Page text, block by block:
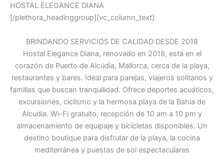
HOSTAL ELEGANCE DIANA
[/plethora_headinggroup][vc_column_text]
BRINDANDO SERVICIOS DE CALIDAD DESDE 2018
Hostal Elegance Diana, renovado en 2018, está en el
corazón de Puerto de Alcúdia, Mallorca, cerca de la playa,
restaurantes y bares. Ideal para parejas, viajeros solitarios y
familias que buscan tranquilidad. Ofrece deportes acuáticos,
excursiones, ciclismo y la hermosa playa de la Bahia de
Alcudia. Wi-Fi gratuito, recepción de 10 am a 10 pm y
almacenamiento de equipaje y bicicletas disponibles. Un
destino boutique para disfrutar de la playa, la cocina
mediterránea y puestas de sol espectaculares